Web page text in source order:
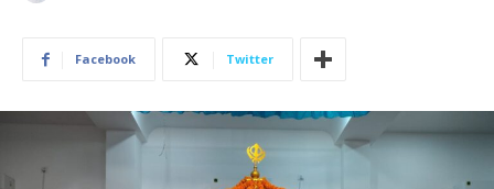
Facebook Twitter